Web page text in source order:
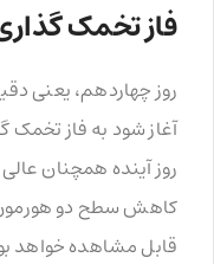
فاز تخمک
روز چهاردهم، یعنی
روز آینده همچنان
کاهش سطح دو هورمون
قابل مشاهده خواهد